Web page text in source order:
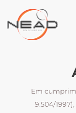
Em
9.504/